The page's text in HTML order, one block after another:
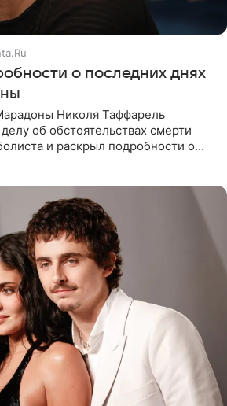
о последних днях
Николя Таффарель
об обстоятельствах смерти
и раскрыл подробности о